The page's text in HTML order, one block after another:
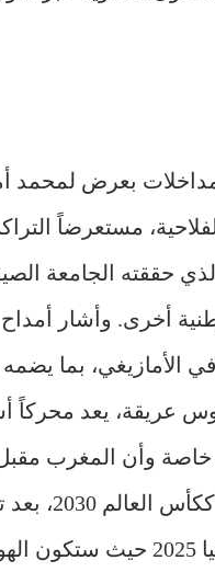
بعرض لمحمد
مستعرضاً
حققته الجامعة
أخرى. وأشار
الأمازيغي، بما
عريقة، يعد محركاً
خاصة وأن المغرب
دولية كبرى
لكأس إفريقيا 2025 حيث